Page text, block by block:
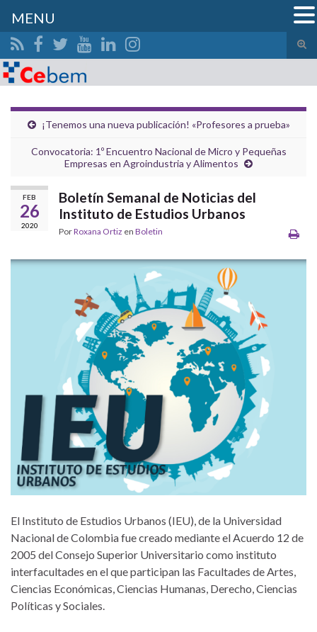
el
Search for:
¡Tenemos una nueva publicación! «Profesores a prueba»
Convocatoria: 1º Encuentro Nacional de Micro y Pequeñas
Empresas en Agroindustria y Alimentos
FEB
26
2020
Boletín Semanal de Noticias del
Instituto de Estudios Urbanos
PorRoxana Ortiz en Boletin
El Instituto de Estudios Urbanos (IEU), de la Universidad
Nacional de Colombia fue creado mediante el Acuerdo 12 de
2005 del Consejo Superior Universitario como instituto
interfacultades en el que participan las Facultades de Artes,
Ciencias Económicas, Ciencias Humanas, Derecho, Ciencias
Políticas y Sociales.
MENU